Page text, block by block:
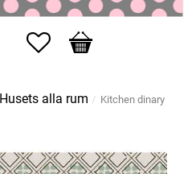
Favorites
Basket
Husets alla rum Kitchen dinary